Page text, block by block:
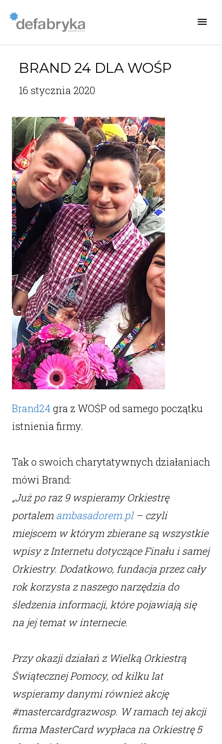
BRAND 24 DLA WOŚP
16 stycznia 2020
Brand24 gra z WOŚP od samego początku
istnienia firmy.
Tak o swoich charytatywnych działaniach
mówi Brand:
„Już po raz 9 wspieramy Orkiestrę
portalem ambasadorem.pl– czyli
miejscem w którym zbierane są wszystkie
wpisy z Internetu dotyczące Finału i samej
Orkiestry. Dodatkowo, fundacja przez cały
rok korzysta z naszego narzędzia do
śledzenia informacji, które pojawiają się
na jej temat w internecie.
Przy okazji działań z Wielką Orkiestrą
Świątecznej Pomocy, od kilku lat
wspieramy danymi również akcję
#mastercardgrazwosp. W ramach tej akcji
firma MasterCard wypłaca na Orkiestrę 5